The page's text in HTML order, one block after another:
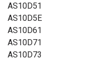
AS10D51
AS10D5E
AS10D61
AS10D71
AS10D73